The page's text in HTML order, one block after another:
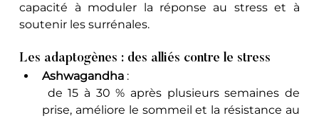
capacité à moduler la réponse au stress et à
soutenir les surrénales.
Les adaptogènes : des alliés contre le stress
Ashwagandha :
prise, améliore le sommeil et la résistance au